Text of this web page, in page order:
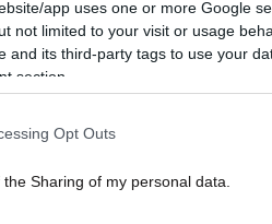
app uses one or more Google
not limited to your visit or usage
and its third-party tags to use your
section.
Opt Outs
Sharing of my personal data.